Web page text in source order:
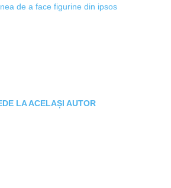
de a face figurine din ipsos
DE LA ACELAȘI AUTOR